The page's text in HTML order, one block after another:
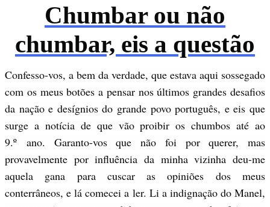
Chumbar ou não
chumbar, eis a questão
Confesso-vos, a bem da verdade, que estava aqui sossegado
com os meus botões a pensar nos últimos grandes desafios
da nação e desígnios do grande povo português, e eis que
surge a notícia de que vão proibir os chumbos até ao
9.º ano. Garanto-vos que não foi por querer, mas
provavelmente por influência da minha vizinha deu-me
aquela gana para cuscar as opiniões dos meus
conterrâneos, e lá comecei a ler. Li a indignação do Manel,